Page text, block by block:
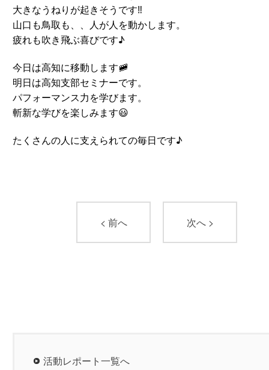
大きなうねりが起きそうです‼️
山口も鳥取も、、人が人を動かします。
疲れも吹き飛ぶ喜びです♪
今日は高知に移動します🚞
明日は高知支部セミナーです。
パフォーマンス力を学びます。
斬新な学びを楽しみます😃
たくさんの人に支えられての毎日です♪
< 前へ 次へ >
活動レポート一覧へ